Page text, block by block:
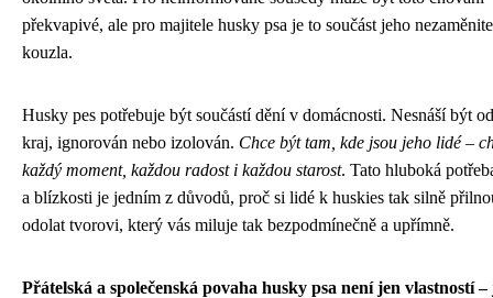
překvapivé, ale pro majitele husky psa je to součást jeho
kouzla.
Husky pes potřebuje být součástí dění v domácnosti. Nesnáší být
kraj, ignorován nebo izolován. Chce být tam, kde jsou jeho lidé –
každý moment, každou radost i každou starost. Tato hluboká
a blízkosti je jedním z důvodů, proč si lidé k huskies tak silně
odolat tvorovi, který vás miluje tak bezpodmínečně a upřímně.
Přátelská a společenská povaha husky psa není jen vlastností –